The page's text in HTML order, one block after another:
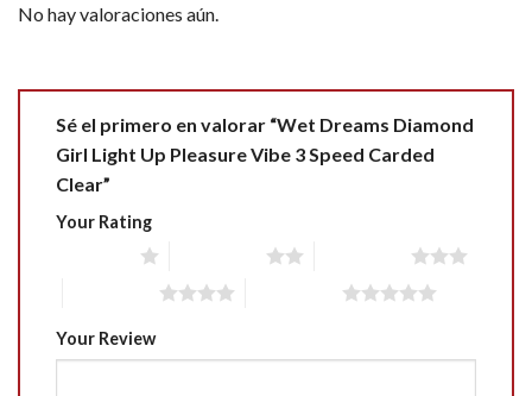
No hay valoraciones aún.
Sé el primero en valorar “Wet Dreams Diamond
Girl Light Up Pleasure Vibe 3 Speed Carded
Clear”
Your Rating
Your Review